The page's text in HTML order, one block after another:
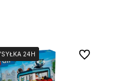
24H
24H
24H Do